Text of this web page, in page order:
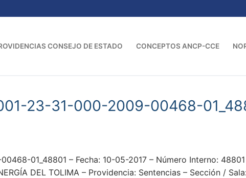
CONSEJO DE ESTADO CONCEPTOS ANCP-CCE
23-31-000-2009-00468-
01_48801 – Fecha: 10-05-2017 – Número Interno: 48801
DEL TOLIMA – Providencia: Sentencias – Sección /